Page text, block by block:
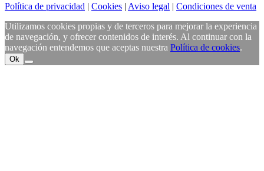
Política de privacidad | Cookies | Aviso legal | Condiciones de venta
Utilizamos cookies propias y de terceros para mejorar la experiencia
de navegación, y ofrecer contenidos de interés. Al continuar con la
navegación entendemos que aceptas nuestra Política de cookies.
Ok